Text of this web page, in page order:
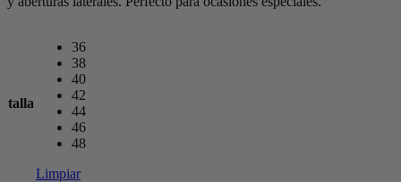
talla
36
38
40
42
44
46
48
Limpiar